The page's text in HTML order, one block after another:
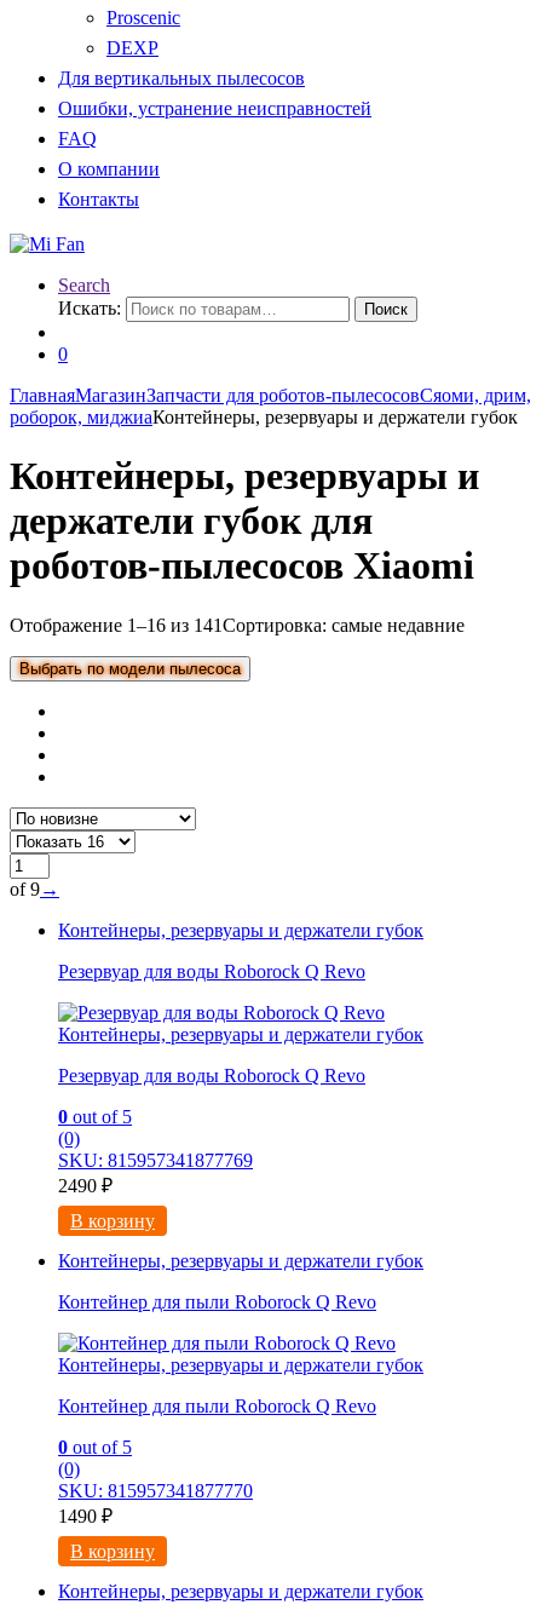
Proscenic
DEXP
Для вертикальных пылесосов
Ошибки, устранение неисправностей
FAQ
О компании
Контакты
Search
Искать:
Поиск
0
ГлавнаяМагазинЗапчасти для роботов-пылесосовСяоми, дрим,
роборок, миджиаКонтейнеры, резервуары и держатели губок
Контейнеры, резервуары и
держатели губок для
роботов-пылесосов Xiaomi
Отображение 1–16 из 141Сортировка: самые недавние
Выбрать по модели пылесоса
of 9→
Контейнеры, резервуары и держатели губок
Резервуар для воды Roborock Q Revo
Контейнеры, резервуары и держатели губок
Резервуар для воды Roborock Q Revo
0 out of 5
(0)
SKU: 815957341877769
2490 ₽
В корзину
Контейнеры, резервуары и держатели губок
Контейнер для пыли Roborock Q Revo
Контейнеры, резервуары и держатели губок
Контейнер для пыли Roborock Q Revo
0 out of 5
(0)
SKU: 815957341877770
1490 ₽
В корзину
Контейнеры, резервуары и держатели губок